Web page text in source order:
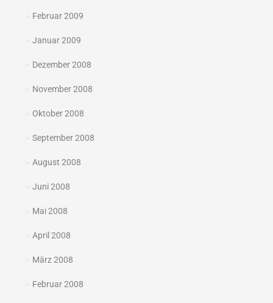
Februar 2009
Januar 2009
Dezember 2008
November 2008
Oktober 2008
September 2008
August 2008
Juni 2008
Mai 2008
April 2008
März 2008
Februar 2008